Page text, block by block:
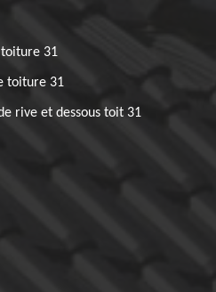
31
toiture 31
rive et dessous toit 31